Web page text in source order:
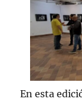
En esta